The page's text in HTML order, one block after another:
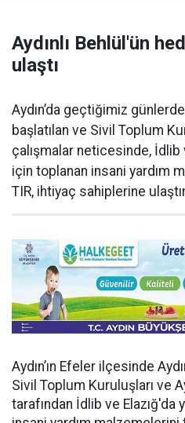
Aydınlı Behlül'ün
ulaştı
Aydın’da geçtiğimiz
başlatılan ve Sivil Toplum
çalışmalar neticesinde, İdlib
için toplanan insani yardım
TIR, ihtiyaç sahiplerine
Aydın’ın Efeler ilçesinde
Sivil Toplum Kuruluşları ve
tarafından İdlib ve Elazığ'da